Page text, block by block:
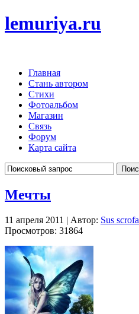
lemuriya.ru
Главная
Стань автором
Стихи
Фотоальбом
Магазин
Связь
Форум
Карта сайта
Мечты
11 апреля 2011 | Автор: Sus scrofa
Просмотров: 31864